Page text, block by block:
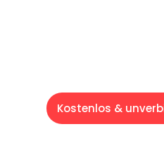
Kostenlos &